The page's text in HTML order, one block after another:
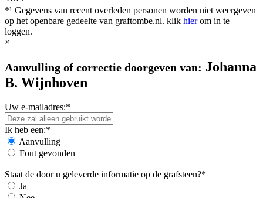
*¹ Gegevens van recent overleden personen worden niet weergeven
op het openbare gedeelte van graftombe.nl. klik hierom in te
loggen.
×
Aanvulling of correctie doorgeven van: Johanna
B. Wijnhoven
Uw e-mailadres:*
Ik heb een:*
Aanvulling
Fout gevonden
Staat de door u geleverde informatie op de grafsteen?*
Ja